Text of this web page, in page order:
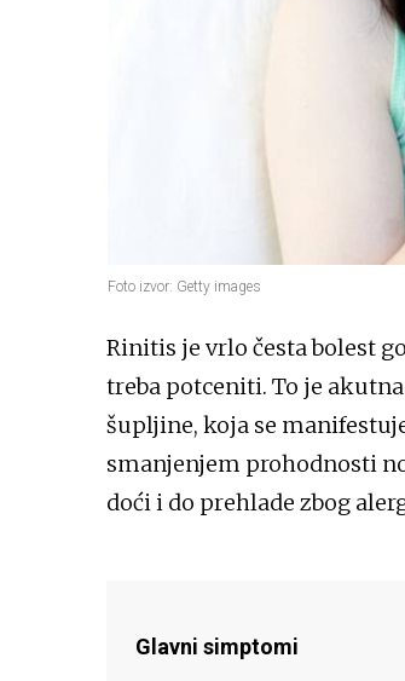
Foto izvor: Getty images
Rinitis je vrlo česta bolest
treba potceniti. To je
šupljine, koja se
smanjenjem prohodnosti
doći i do prehlade zbog
Glavni simptomi